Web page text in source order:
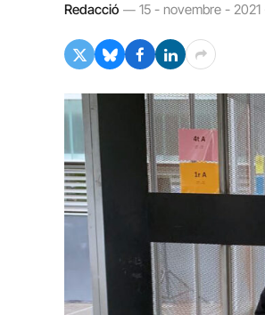
Redacció 15 - novembre - 2021